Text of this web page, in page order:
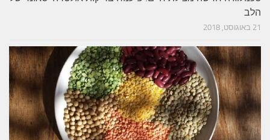
הלב
21 באוגוסט, 2018